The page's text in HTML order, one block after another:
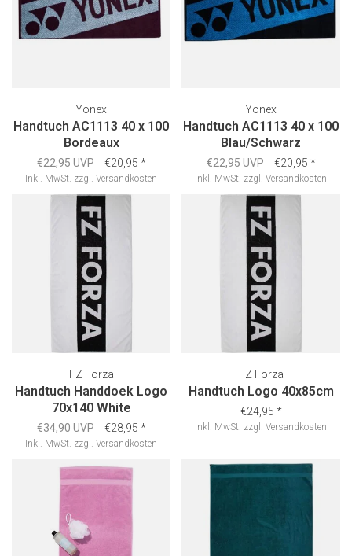
Yonex
Handtuch AC1113 40 x 100
Bordeaux
€22,95 UVP €20,95 *
Inkl. MwSt. zzgl. Versandkosten
Yonex
Handtuch AC1113 40 x 100
Blau/Schwarz
€22,95 UVP €20,95 *
Inkl. MwSt. zzgl. Versandkosten
FZ Forza
Handtuch Handdoek Logo
70x140 White
€34,90 UVP €28,95 *
Inkl. MwSt. zzgl. Versandkosten
FZ Forza
Handtuch Logo 40x85cm
€24,95 *
Inkl. MwSt. zzgl. Versandkosten